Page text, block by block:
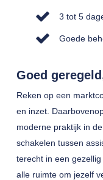
3 tot 5
Goede
Goed
Reken op een
en inzet.
moderne praktijk in
schakelen tussen
terecht in een
alle ruimte om jezelf